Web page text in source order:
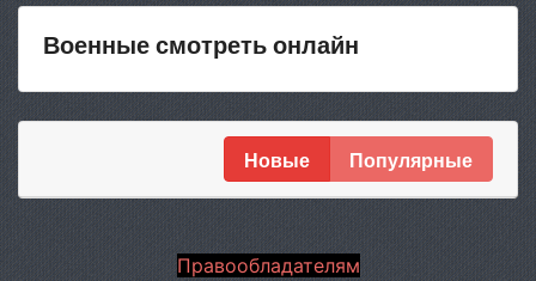
Военные смотреть онлайн
Новые Популярные
Правообладателям